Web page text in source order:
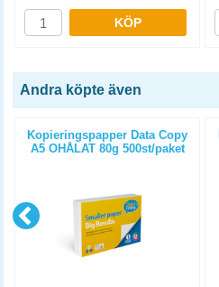
KÖP
Andra köpte även
Kopieringspapper Data Copy
A5 OHÅLAT 80g 500st/paket